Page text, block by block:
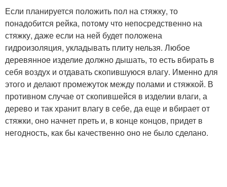
Если планируется положить пол на стяжку, то
понадобится рейка, потому что непосредственно на
стяжку, даже если на ней будет положена
гидроизоляция, укладывать плиту нельзя. Любое
деревянное изделие должно дышать, то есть вбирать в
себя воздух и отдавать скопившуюся влагу. Именно для
этого и делают промежуток между полами и стяжкой. В
противном случае от скопившейся в изделии влаги, а
дерево и так хранит влагу в себе, да еще и вбирает от
стяжки, оно начнет преть и, в конце концов, придет в
негодность, как бы качественно оно не было сделано.